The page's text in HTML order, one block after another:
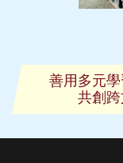
善用多元
共創